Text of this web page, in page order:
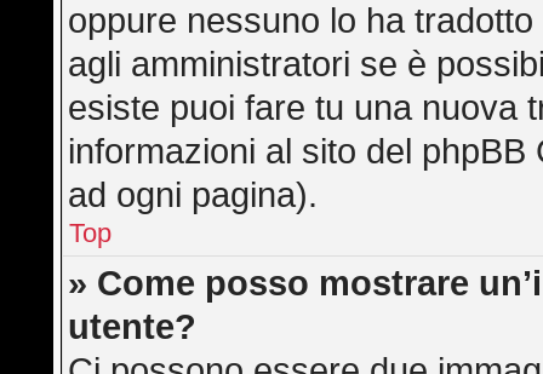
oppure nessuno lo ha
agli amministratori se è
esiste puoi fare tu una nuova
informazioni al sito del
ad ogni pagina).
Top
» Come posso mostrare
utente?